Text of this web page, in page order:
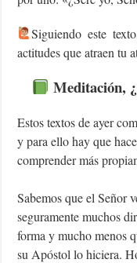
‍Siguiendo este
actitudes que atraen tu
Meditación,
Estos textos de ayer
y para ello hay que
comprender más
Sabemos que el Señor
seguramente muchos
forma y mucho menos
su Apóstol lo hiciera.